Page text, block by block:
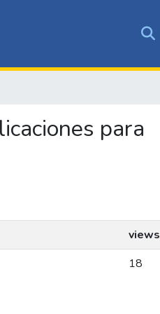
para
views
18